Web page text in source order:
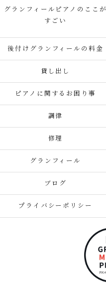
グランフィールピアノのここが
すごい
後付けグランフィールの料金
貸し出し
ピアノに関するお困り事
調律
修理
グランフィール
ブログ
プライバシーポリシー